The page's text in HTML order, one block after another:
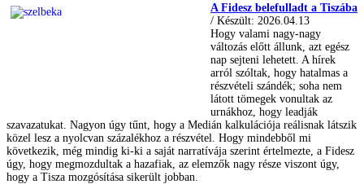
A Fidesz belefulladt a Tiszába
/ Készült: 2026.04.13
Hogy valami nagy-nagy
változás előtt állunk, azt egész
nap sejteni lehetett. A hírek
arról szóltak, hogy hatalmas a
részvételi szándék; soha nem
látott tömegek vonultak az
urnákhoz, hogy leadják
szavazatukat. Nagyon úgy tűnt, hogy a Medián kalkulációja reálisnak látszik
közel lesz a nyolcvan százalékhoz a részvétel. Hogy mindebből mi
következik, még mindig ki-ki a saját narratívája szerint értelmezte, a Fidesz
úgy, hogy megmozdultak a hazafiak, az elemzők nagy része viszont úgy,
hogy a Tisza mozgósítása sikerült jobban.